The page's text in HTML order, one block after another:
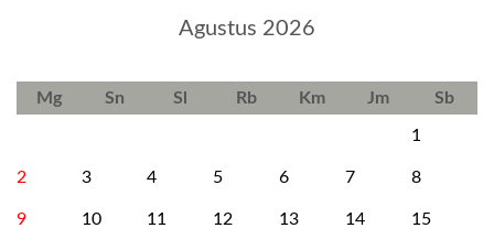
Agustus 2026
Mg Sn Sl Rb Km Jm Sb
1
2 3 4 5 6 7 8
9 10 11 12 13 14 15